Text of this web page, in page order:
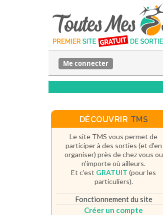
Me connecter
DÉCOUVRIR TMS
Le site TMS vous permet de
participer à des sorties (et d'en
organiser) près de chez vous ou
n'importe où ailleurs.
Et c'est GRATUIT (pour les
particuliers).
Fonctionnement du site
Créer un compte